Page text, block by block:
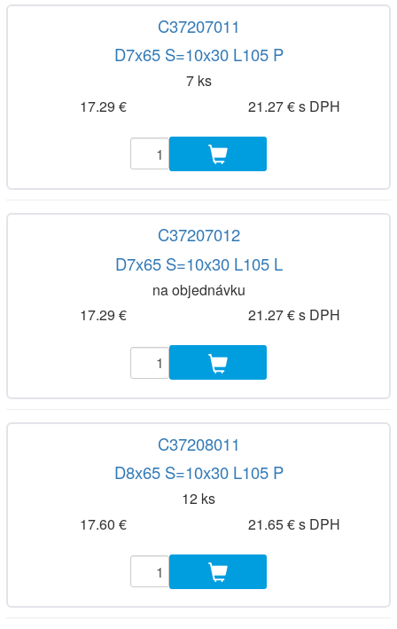
C37207011
D7x65 S=10x30 L105 P
7 ks
17.29 €
21.27 € s DPH
C37207012
D7x65 S=10x30 L105 L
na objednávku
17.29 €
21.27 € s DPH
C37208011
D8x65 S=10x30 L105 P
12 ks
17.60 €
21.65 € s DPH